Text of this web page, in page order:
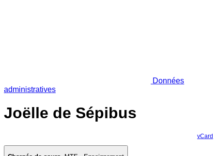
Données
administratives
Joëlle de Sépibus
vCard